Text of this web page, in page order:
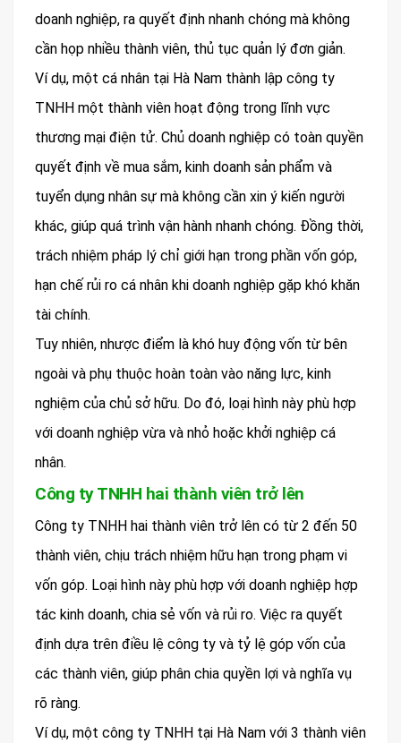
doanh nghiệp, ra quyết định nhanh chóng mà không
cần họp nhiều thành viên, thủ tục quản lý đơn giản.
Ví dụ, một cá nhân tại Hà Nam thành lập công ty
TNHH một thành viên hoạt động trong lĩnh vực
thương mại điện tử. Chủ doanh nghiệp có toàn quyền
quyết định về mua sắm, kinh doanh sản phẩm và
tuyển dụng nhân sự mà không cần xin ý kiến người
khác, giúp quá trình vận hành nhanh chóng. Đồng thời,
trách nhiệm pháp lý chỉ giới hạn trong phần vốn góp,
hạn chế rủi ro cá nhân khi doanh nghiệp gặp khó khăn
tài chính.
Tuy nhiên, nhược điểm là khó huy động vốn từ bên
ngoài và phụ thuộc hoàn toàn vào năng lực, kinh
nghiệm của chủ sở hữu. Do đó, loại hình này phù hợp
với doanh nghiệp vừa và nhỏ hoặc khởi nghiệp cá
nhân.
Công ty TNHH hai thành viên trở lên
Công ty TNHH hai thành viên trở lên có từ 2 đến 50
thành viên, chịu trách nhiệm hữu hạn trong phạm vi
vốn góp. Loại hình này phù hợp với doanh nghiệp hợp
tác kinh doanh, chia sẻ vốn và rủi ro. Việc ra quyết
định dựa trên điều lệ công ty và tỷ lệ góp vốn của
các thành viên, giúp phân chia quyền lợi và nghĩa vụ
rõ ràng.
Ví dụ, một công ty TNHH tại Hà Nam với 3 thành viên